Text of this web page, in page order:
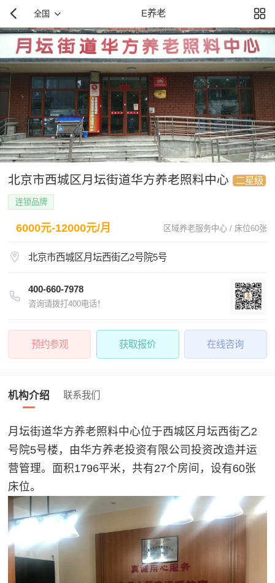
全国 E养老
北京市西城区月坛街道华方养老照料中心 二星级
连锁品牌
6000元-12000元/月 区域养老服务中心 / 床位60张
北京市西城区月坛西街乙2号院5号
400-660-7978
咨询请拨打400电话！
预约参观 获取报价 在线咨询
机构介绍 联系我们
月坛街道华方养老照料中心位于西城区月坛西街乙2
号院5号楼，由华方养老投资有限公司投资改造并运
营管理。面积1796平米，共有27个房间，设有60张
床位。